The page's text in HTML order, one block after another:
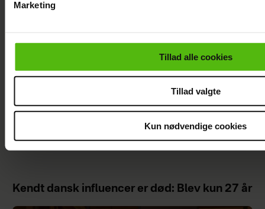
cookiepolitik.
Marketing
Tillad alle cookies
Tillad valgte
Kun nødvendige cookies
Afsløret på video:
vækker opsigt i nyt
Åbner op om hårdt
år: "Det var ganske
forfærdeligt"
Kendt dansk influencer er død: Blev kun 27 år